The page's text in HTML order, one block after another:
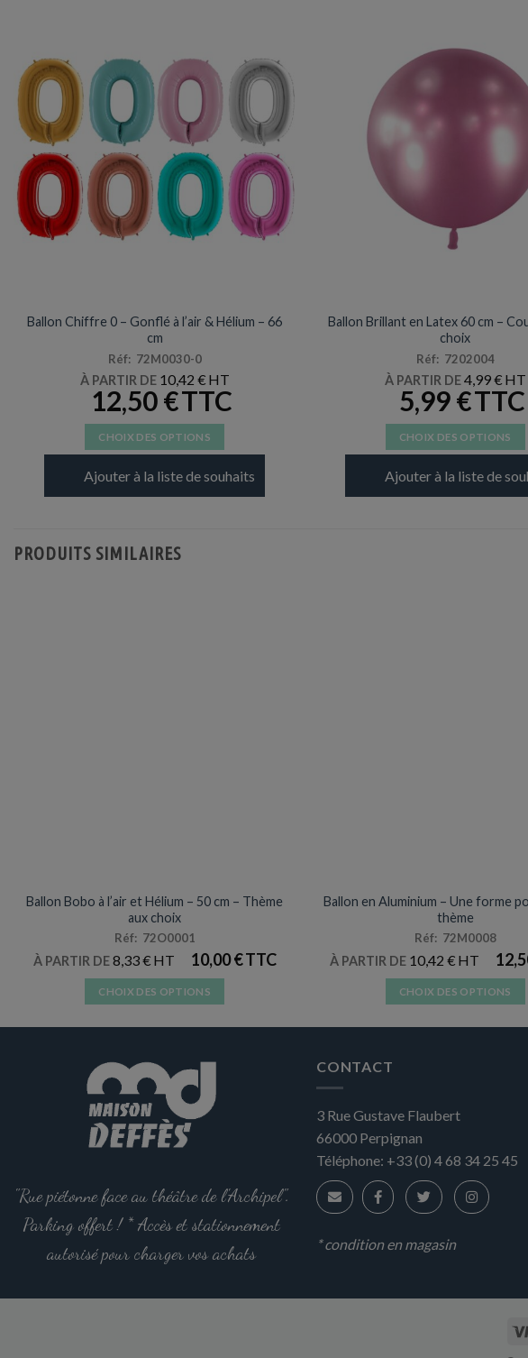
Ballon Chiffre 0 – Gonflé à l’air & Hélium – 66
cm
Réf: 72M0030-0
À PARTIR DE 10,42 €
12,50€
CHOIX DES OPTIONS
Ce
produit
a
Les
Ajouter à la liste de souhaits
Ballon Brillant en Latex 60 cm –
choix
Réf: 7202004
À PARTIR DE4,99€
5,99€
CHOIX DES OPTIONS
Ce
produit
a
Ajouter à la liste de
PRODUITS SIMILAIRES
Ballon Bobo à l’air et Hélium – 50 cm – Thème
aux choix
Réf: 72O0001
À PARTIR DE8,33€ 10,00€
CHOIX DES OPTIONS
plusieurs
variations.
Les
options
choisies
sur
page
Ballon en Aluminium – Une forme
thème
Réf: 72M0008
À PARTIR DE 10,42 €
CHOIX DES OPTIONS
Les
peuvent
être
choisies
la
"Rue piétonne face au théâtre de l'Archipel".
Parking offert ! * Accès et stationnement
autorisé pour charger vos achats
CONTACT
3 Rue Gustave Flaubert
66000 Perpignan
Téléphone: +33 (0) 4 68 34 25 45
* condition en magasin